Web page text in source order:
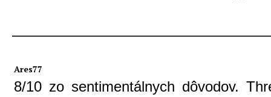
Ares77
8/10 zo sentimentálnych dôvodov.